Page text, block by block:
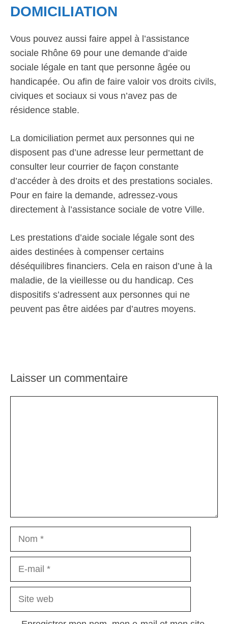
DOMICILIATION
Vous pouvez aussi faire appel à l’assistance
sociale Rhône 69 pour une demande d’aide
sociale légale en tant que personne âgée ou
handicapée. Ou afin de faire valoir vos droits civils,
civiques et sociaux si vous n’avez pas de
résidence stable.
La domiciliation permet aux personnes qui ne
disposent pas d’une adresse leur permettant de
consulter leur courrier de façon constante
d’accéder à des droits et des prestations sociales.
Pour en faire la demande, adressez-vous
directement à l’assistance sociale de votre Ville.
Les prestations d’aide sociale légale sont des
aides destinées à compenser certains
déséquilibres financiers. Cela en raison d’une à la
maladie, de la vieillesse ou du handicap. Ces
dispositifs s’adressent aux personnes qui ne
peuvent pas être aidées par d’autres moyens.
Laisser un commentaire
Nom
Site